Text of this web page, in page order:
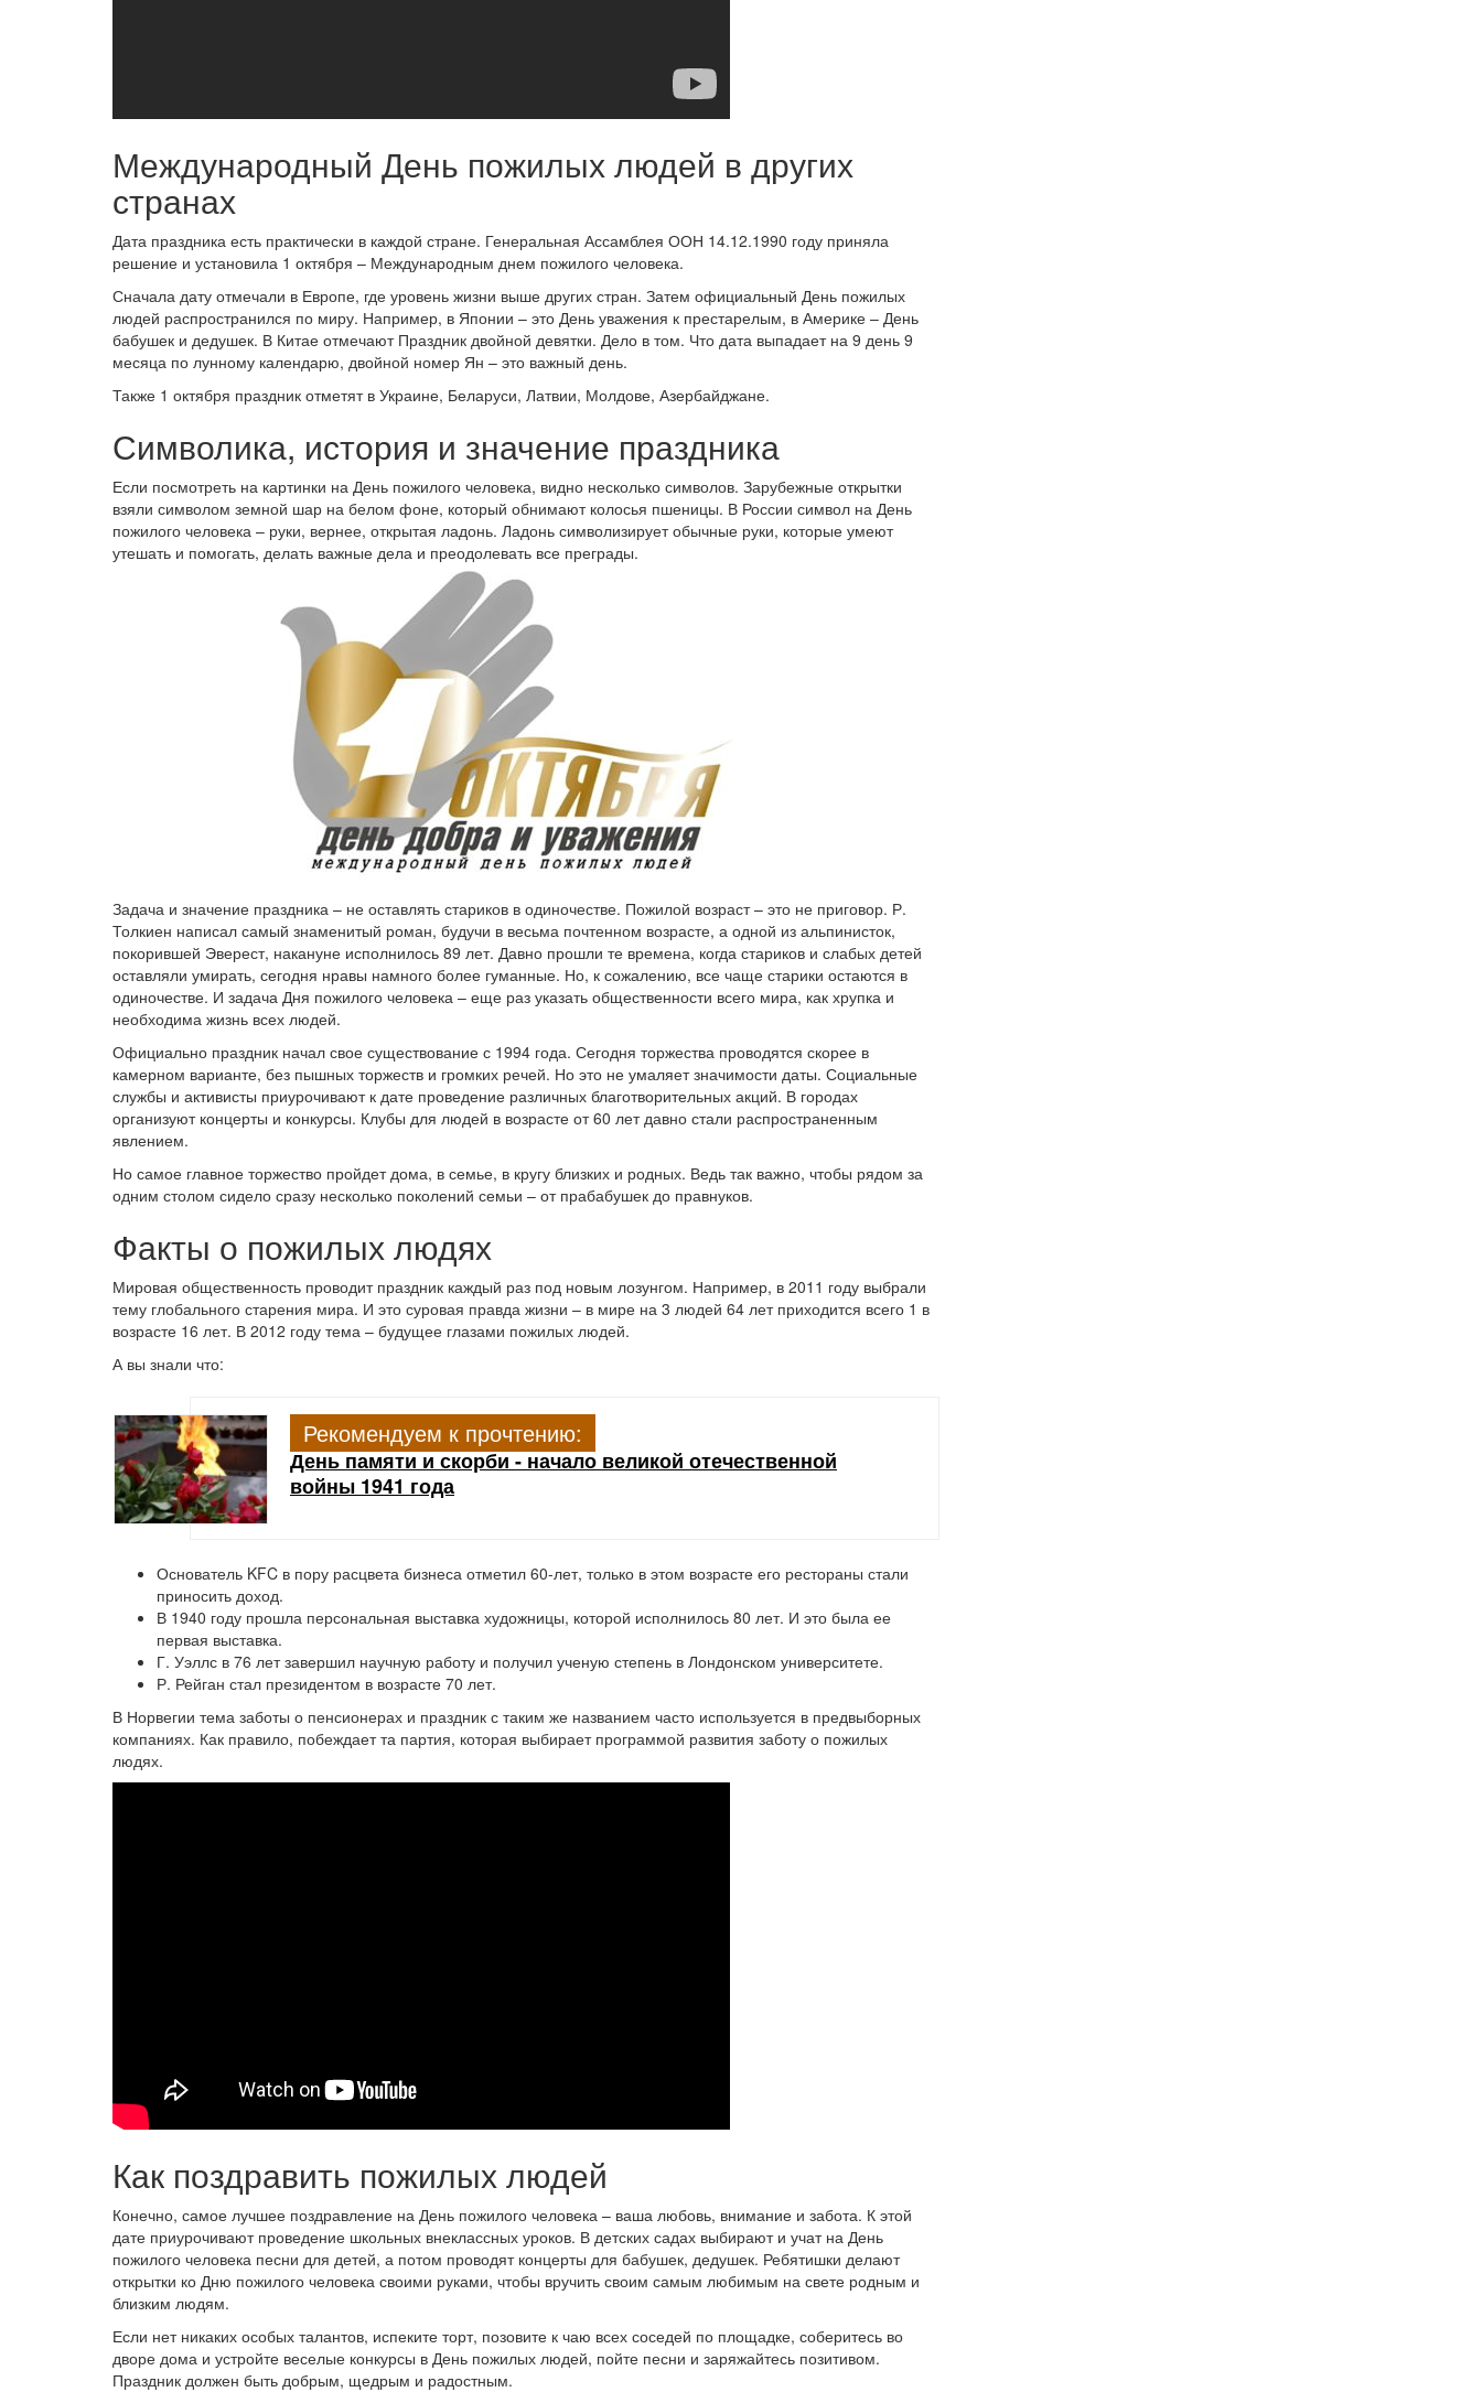
Международный День пожилых людей в других
странах
Дата праздника есть практически в каждой стране. Генеральная Ассамблея ООН 14.12.1990 году приняла
решение и установила 1 октября – Международным днем пожилого человека.
Сначала дату отмечали в Европе, где уровень жизни выше других стран. Затем официальный День пожилых
людей распространился по миру. Например, в Японии – это День уважения к престарелым, в Америке – День
бабушек и дедушек. В Китае отмечают Праздник двойной девятки. Дело в том. Что дата выпадает на 9 день 9
месяца по лунному календарю, двойной номер Ян – это важный день.
Также 1 октября праздник отметят в Украине, Беларуси, Латвии, Молдове, Азербайджане.
Символика, история и значение праздника
Если посмотреть на картинки на День пожилого человека, видно несколько символов. Зарубежные открытки
взяли символом земной шар на белом фоне, который обнимают колосья пшеницы. В России символ на День
пожилого человека – руки, вернее, открытая ладонь. Ладонь символизирует обычные руки, которые умеют
утешать и помогать, делать важные дела и преодолевать все преграды.
Задача и значение праздника – не оставлять стариков в одиночестве. Пожилой возраст – это не приговор. Р.
Толкиен написал самый знаменитый роман, будучи в весьма почтенном возрасте, а одной из альпинисток,
покорившей Эверест, накануне исполнилось 89 лет. Давно прошли те времена, когда стариков и слабых детей
оставляли умирать, сегодня нравы намного более гуманные. Но, к сожалению, все чаще старики остаются в
одиночестве. И задача Дня пожилого человека – еще раз указать общественности всего мира, как хрупка и
необходима жизнь всех людей.
Официально праздник начал свое существование с 1994 года. Сегодня торжества проводятся скорее в
камерном варианте, без пышных торжеств и громких речей. Но это не умаляет значимости даты. Социальные
службы и активисты приурочивают к дате проведение различных благотворительных акций. В городах
организуют концерты и конкурсы. Клубы для людей в возрасте от 60 лет давно стали распространенным
явлением.
Но самое главное торжество пройдет дома, в семье, в кругу близких и родных. Ведь так важно, чтобы рядом за
одним столом сидело сразу несколько поколений семьи – от прабабушек до правнуков.
Факты о пожилых людях
Мировая общественность проводит праздник каждый раз под новым лозунгом. Например, в 2011 году выбрали
тему глобального старения мира. И это суровая правда жизни – в мире на 3 людей 64 лет приходится всего 1 в
возрасте 16 лет. В 2012 году тема – будущее глазами пожилых людей.
А вы знали что:
Рекомендуем к прочтению:
День памяти и скорби - начало великой отечественной
войны 1941 года
Основатель KFC в пору расцвета бизнеса отметил 60-лет, только в этом возрасте его рестораны стали
приносить доход.
В 1940 году прошла персональная выставка художницы, которой исполнилось 80 лет. И это была ее
первая выставка.
Г. Уэллс в 76 лет завершил научную работу и получил ученую степень в Лондонском университете.
Р. Рейган стал президентом в возрасте 70 лет.
В Норвегии тема заботы о пенсионерах и праздник с таким же названием часто используется в предвыборных
компаниях. Как правило, побеждает та партия, которая выбирает программой развития заботу о пожилых
людях.
Как поздравить пожилых людей
Конечно, самое лучшее поздравление на День пожилого человека – ваша любовь, внимание и забота. К этой
дате приурочивают проведение школьных внеклассных уроков. В детских садах выбирают и учат на День
пожилого человека песни для детей, а потом проводят концерты для бабушек, дедушек. Ребятишки делают
открытки ко Дню пожилого человека своими руками, чтобы вручить своим самым любимым на свете родным и
близким людям.
Если нет никаких особых талантов, испеките торт, позовите к чаю всех соседей по площадке, соберитесь во
дворе дома и устройте веселые конкурсы в День пожилых людей, пойте песни и заряжайтесь позитивом.
Праздник должен быть добрым, щедрым и радостным.